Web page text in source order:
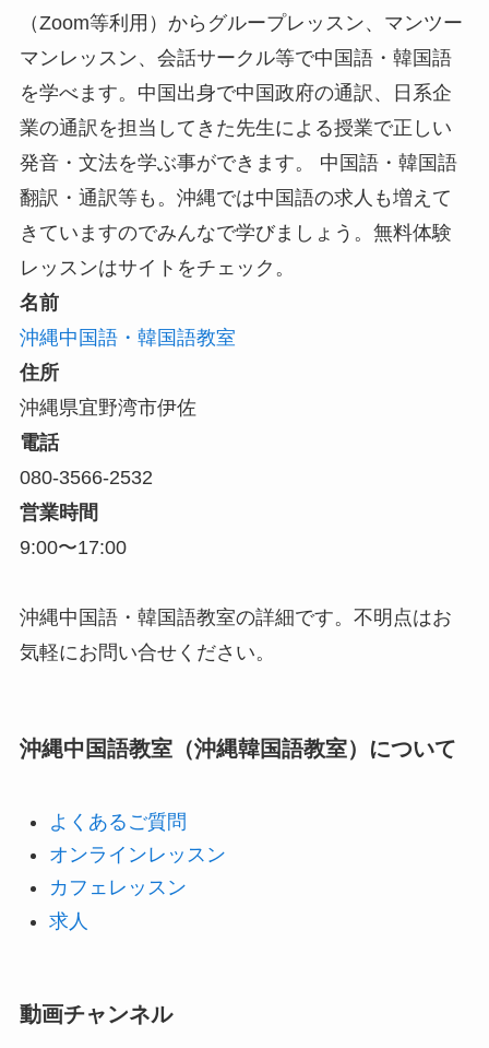
（Zoom等利用）からグループレッスン、マンツー
マンレッスン、会話サークル等で中国語・韓国語
を学べます。中国出身で中国政府の通訳、日系企
業の通訳を担当してきた先生による授業で正しい
発音・文法を学ぶ事ができます。 中国語・韓国語
翻訳・通訳等も。沖縄では中国語の求人も増えて
きていますのでみんなで学びましょう。無料体験
レッスンはサイトをチェック。
名前
沖縄中国語・韓国語教室
住所
沖縄県宜野湾市伊佐
電話
080-3566-2532
営業時間
9:00〜17:00
沖縄中国語・韓国語教室の詳細です。不明点はお
気軽にお問い合せください。
沖縄中国語教室（沖縄韓国語教室）について
よくあるご質問
オンラインレッスン
カフェレッスン
求人
動画チャンネル